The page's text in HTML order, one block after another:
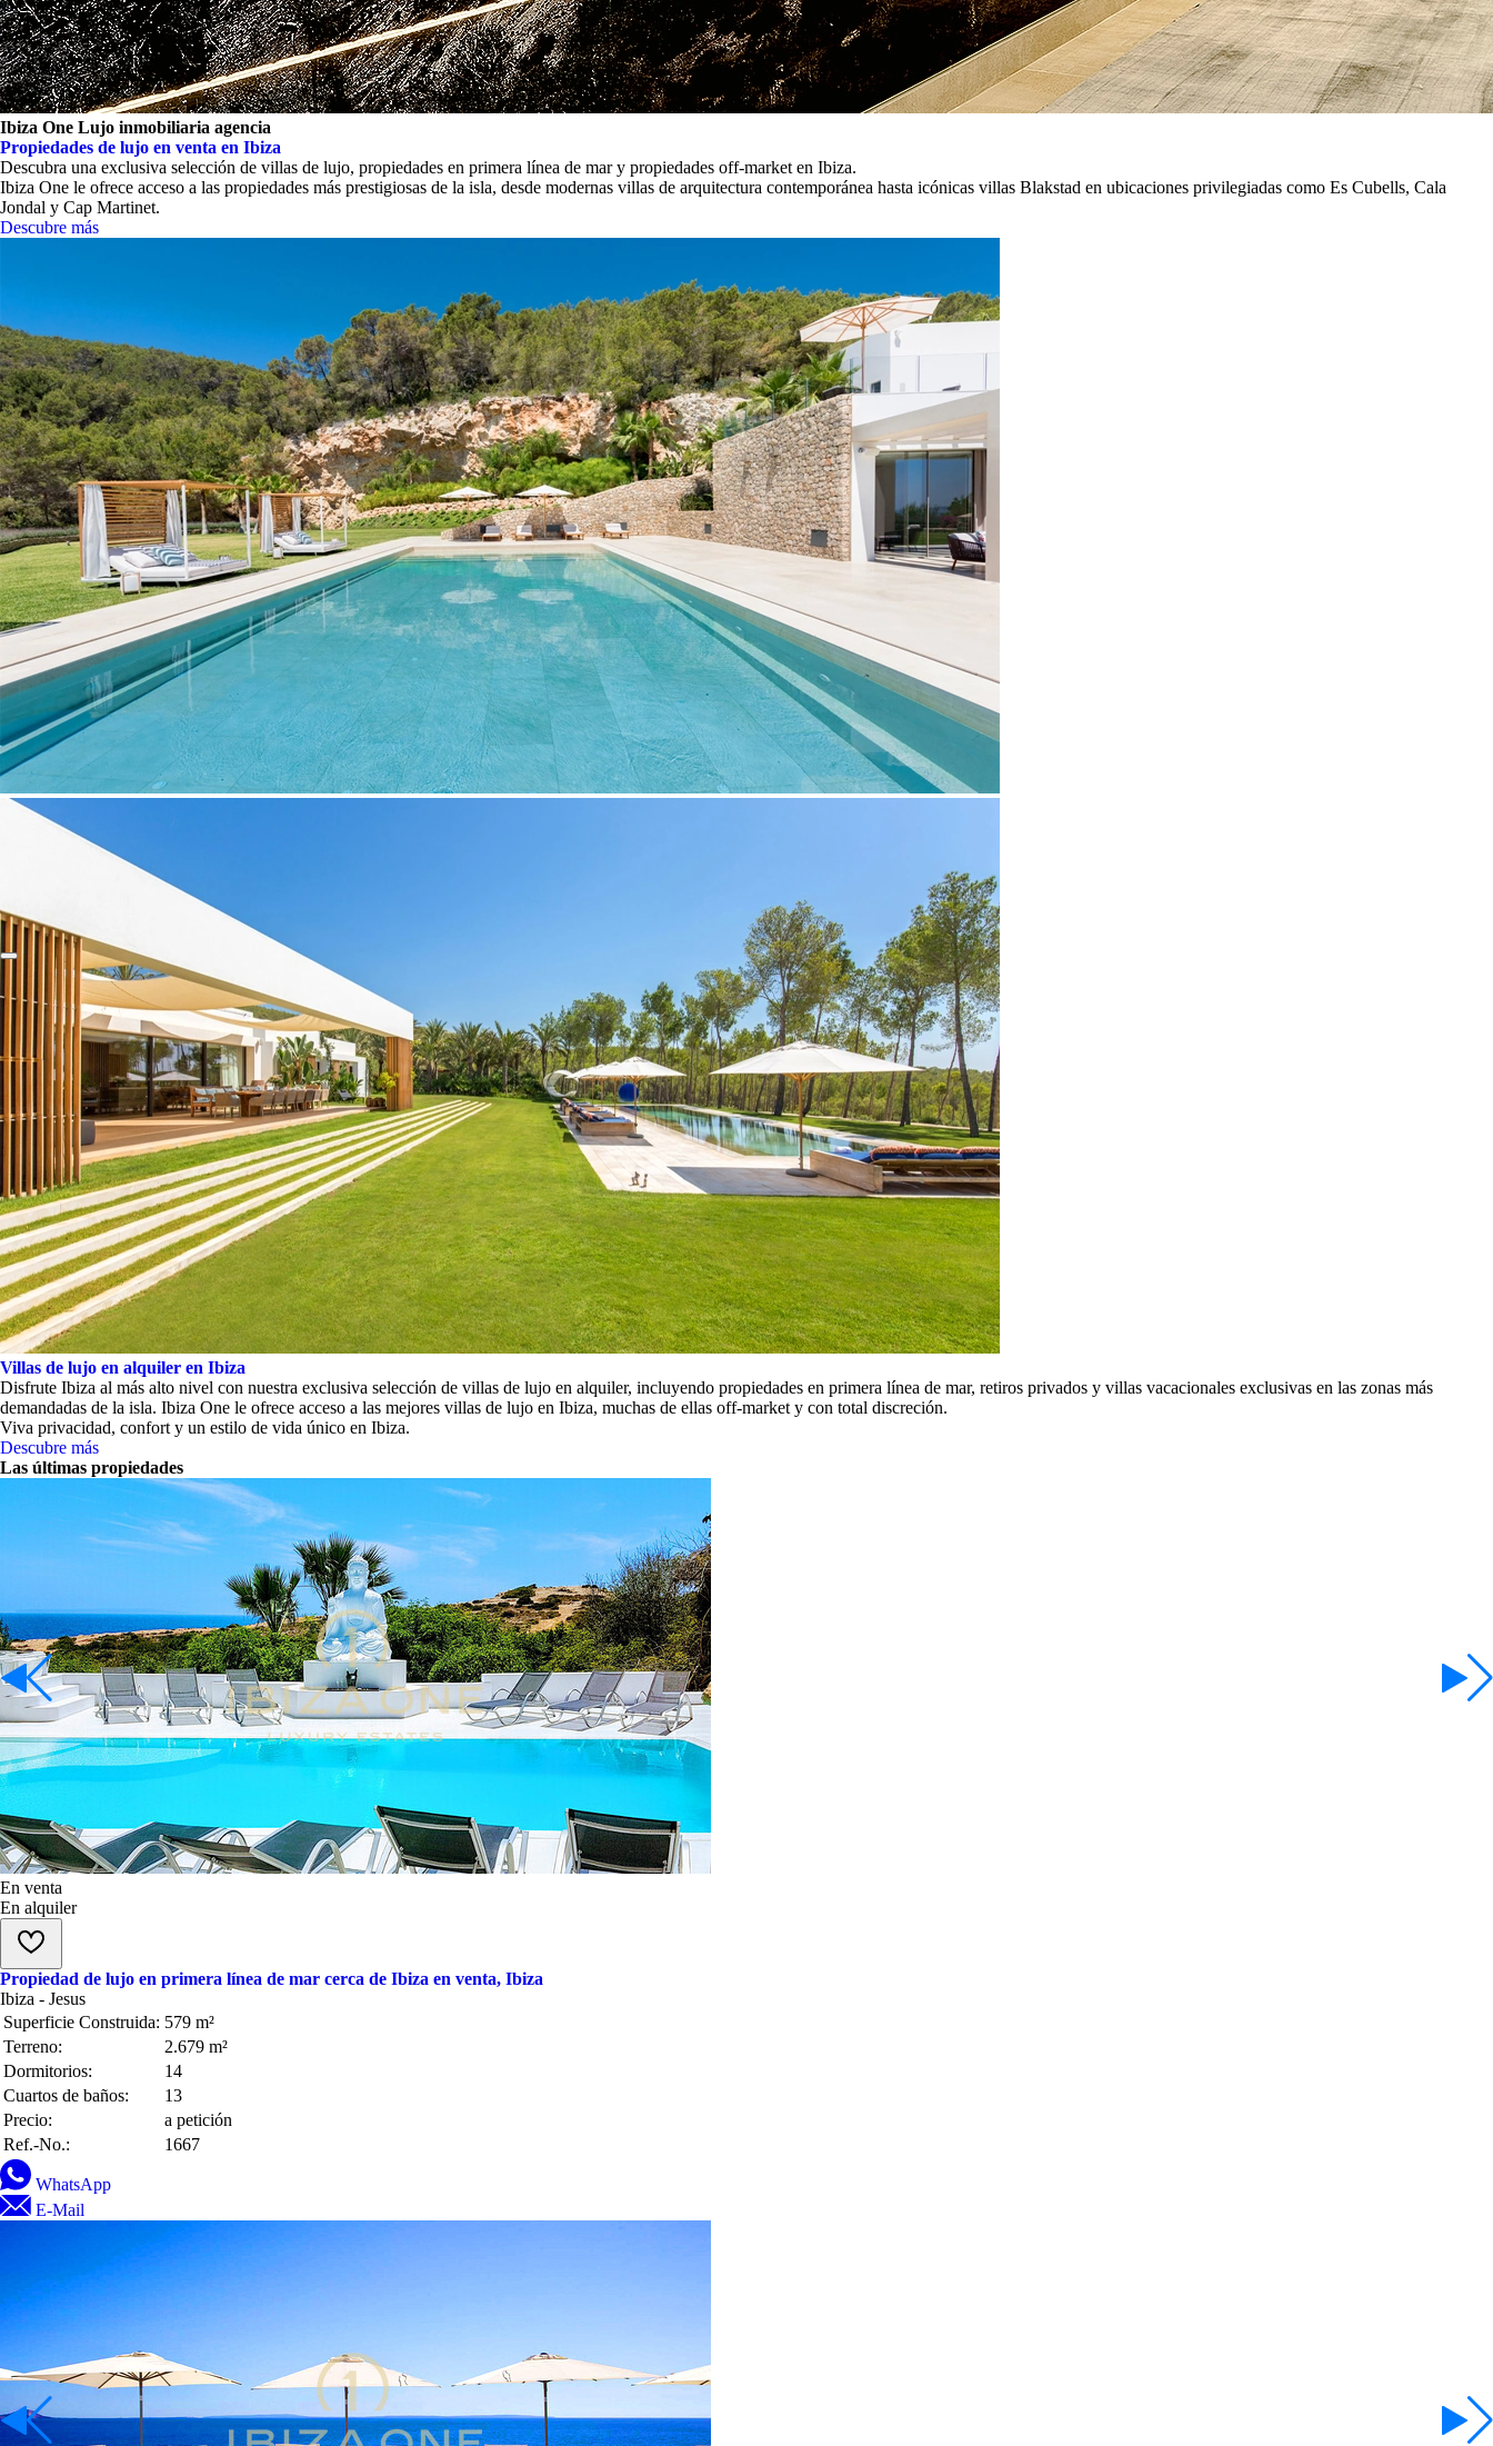
Ibiza One Lujo inmobiliaria agencia
Propiedades de lujo en venta en Ibiza
Descubra una exclusiva selección de villas de lujo, propiedades en primera línea de mar y propiedades off-market en Ibiza.
Ibiza One le ofrece acceso a las propiedades más prestigiosas de la isla, desde modernas villas de arquitectura contemporánea hasta icónicas villas Blakstad en ubicaciones privilegiadas como Es Cubells, Cala
Jondal y Cap Martinet.
Descubre más
Villas de lujo en alquiler en Ibiza
Disfrute Ibiza al más alto nivel con nuestra exclusiva selección de villas de lujo en alquiler, incluyendo propiedades en primera línea de mar, retiros privados y villas vacacionales exclusivas en las zonas más
demandadas de la isla. Ibiza One le ofrece acceso a las mejores villas de lujo en Ibiza, muchas de ellas off-market y con total discreción.
Viva privacidad, confort y un estilo de vida único en Ibiza.
Descubre más
Las últimas propiedades
En venta
En alquiler
Propiedad de lujo en primera línea de mar cerca de Ibiza en venta, Ibiza
Ibiza - Jesus
Superficie Construida: 579 m²
Terreno:
2.679 m²
Dormitorios:
14
Cuartos de baños:
13
Precio:
a petición
Ref.-No.:
1667
WhatsApp
E-Mail